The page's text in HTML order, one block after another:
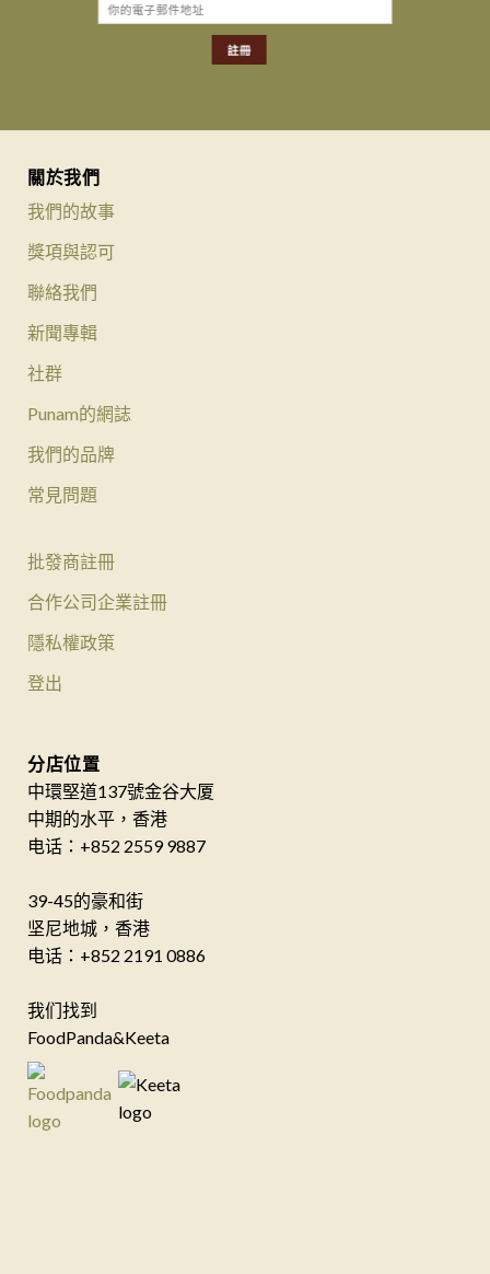
關於我們
我們的故事
獎項與認可
聯絡我們
新聞專輯
社群
Punam的網誌
我們的品牌
常見問題
批發商註冊
合作公司企業註冊
隱私權政策
登出
分店位置
中環堅道137號金谷大厦
中期的水平，香港
电话：+852 2559 9887
39-45的豪和街
坚尼地城，香港
电话：+852 2191 0886
我们找到
FoodPanda&Keeta